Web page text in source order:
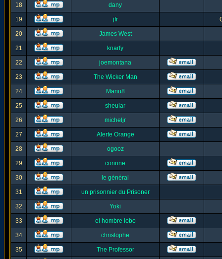
18 dany
19 jfr
20 James West
21 knarfy
22 joemontana
23 The Wicker Man
24 Manu8
25 sheular
26 micheljr
27 Alerte Orange
28 ogooz
29 corinne
30 le général
31 un prisonnier du Prisoner
32 Yoki
33 el hombre lobo
34 christophe
35 The Professor